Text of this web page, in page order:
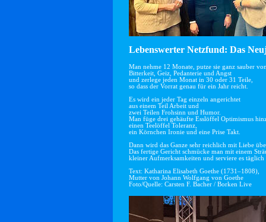
Lebenswerter Netzfund: Das
Man nehme 12 Monate, putze sie ganz sauber
Bitterkeit, Geiz, Pedanterie und Angst
und zerlege jeden Monat in 30 oder 31 Teile,
so dass der Vorrat genau für ein Jahr reicht.
Es wird ein jeder Tag einzeln angerichtet
aus einem Teil Arbeit und
zwei Teilen Frohsinn und Humor.
Man füge drei gehäufte Esslöffel Optimismus
einen Teelöffel Toleranz,
ein Körnchen Ironie und eine Prise Takt.
Dann wird das Ganze sehr reichlich mit Liebe
Das fertige Gericht schmücke man mit einem
kleiner Aufmerksamkeiten und serviere es
Text: Katharina Elisabeth Goethe (1731–1808),
Mutter von Johann Wolfgang von Goethe
Foto/Quelle: Carsten F. Bacher / Borken Live